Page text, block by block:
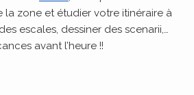
zone et étudier votre itinéraire à
escales, dessiner des scenarii,…
avant l’heure !!